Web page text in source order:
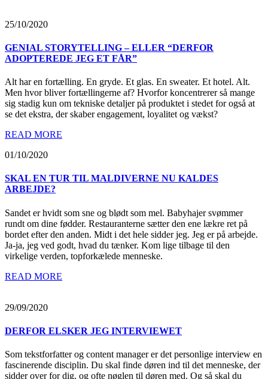
25/10/2020
GENIAL STORYTELLING – ELLER “DERFOR
ADOPTEREDE JEG ET FÅR”
Alt har en fortælling. En gryde. Et glas. En sweater. Et hotel. Alt.
Men hvor bliver fortællingerne af? Hvorfor koncentrerer så mange
sig stadig kun om tekniske detaljer på produktet i stedet for også at
se det ekstra, der skaber engagement, loyalitet og vækst?
READ MORE
01/10/2020
SKAL EN TUR TIL MALDIVERNE NU KALDES
ARBEJDE?
Sandet er hvidt som sne og blødt som mel. Babyhajer svømmer
rundt om dine fødder. Restauranterne sætter den ene lækre ret på
bordet efter den anden. Midt i det hele sidder jeg. Jeg er på arbejde.
Ja-ja, jeg ved godt, hvad du tænker. Kom lige tilbage til den
virkelige verden, topforkælede menneske.
READ MORE
29/09/2020
DERFOR ELSKER JEG INTERVIEWET
Som tekstforfatter og content manager er det personlige interview en
fascinerende disciplin. Du skal finde døren ind til det menneske, der
sidder over for dig, og ofte nøglen til døren med. Og så skal du